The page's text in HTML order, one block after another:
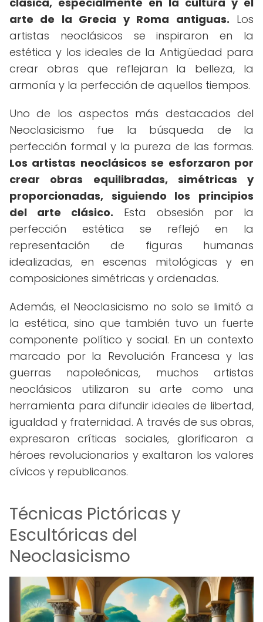
arte de la Grecia y Roma antiguas. Los
artistas neoclásicos se inspiraron en la
estética y los ideales de la Antigüedad para
crear obras que reflejaran la belleza, la
armonía y la perfección de aquellos tiempos.
Uno de los aspectos más destacados del
Neoclasicismo fue la búsqueda de la
perfección formal y la pureza de las formas.
Los artistas neoclásicos se esforzaron por
crear obras equilibradas, simétricas y
proporcionadas, siguiendo los principios
del arte clásico. Esta obsesión por la
perfección estética se reflejó en la
representación de figuras humanas
idealizadas, en escenas mitológicas y en
composiciones simétricas y ordenadas.
Además, el Neoclasicismo no solo se limitó a
la estética, sino que también tuvo un fuerte
componente político y social. En un contexto
marcado por la Revolución Francesa y las
guerras napoleónicas, muchos artistas
neoclásicos utilizaron su arte como una
herramienta para difundir ideales de libertad,
igualdad y fraternidad. A través de sus obras,
expresaron críticas sociales, glorificaron a
héroes revolucionarios y exaltaron los valores
cívicos y republicanos.
Técnicas Pictóricas y
Escultóricas del
Neoclasicismo